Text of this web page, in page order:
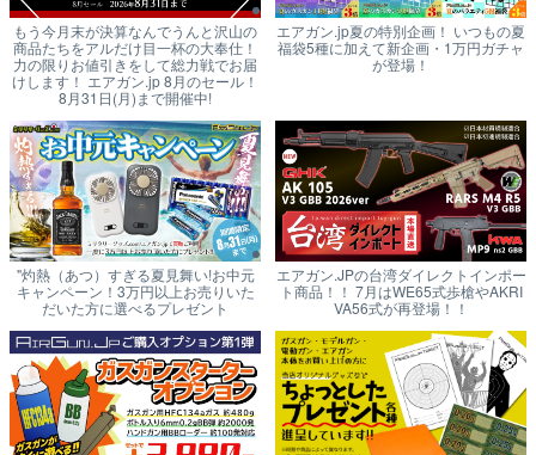
もう今月末が決算なんでうんと沢山の
商品たちをアルだけ目一杯の大奉仕！
力の限りお値引きをして総力戦でお届
けします！ エアガン.jp 8月のセール！
8月31日(月)まで開催中!
エアガン.jp夏の特別企画！ いつもの夏
福袋5種に加えて新企画・1万円ガチャ
が登場！
"灼熱（あつ）すぎる夏見舞い!お中元
キャンペーン！3万円以上お売りいた
だいた方に選べるプレゼント
エアガン.JPの台湾ダイレクトインポー
ト商品！！ 7月はWE65式歩槍やAKRI
VA56式が再登場！！